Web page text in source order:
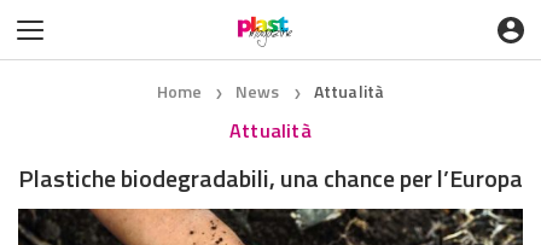
Home ❯ News ❯ Attualità
Attualità
Plastiche biodegradabili, una chance per l’Europa